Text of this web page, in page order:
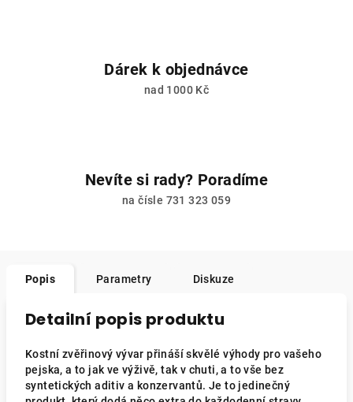
Dárek k objednávce
nad 1000 Kč
Nevíte si rady? Poradíme
na čísle 731 323 059
Popis Parametry Diskuze
Detailní popis produktu
Kostní zvěřinový vývar přináší skvělé výhody pro vašeho
pejska, a to jak ve výživě, tak v chuti, a to vše bez
syntetických aditiv a konzervantů. Je to jedinečný